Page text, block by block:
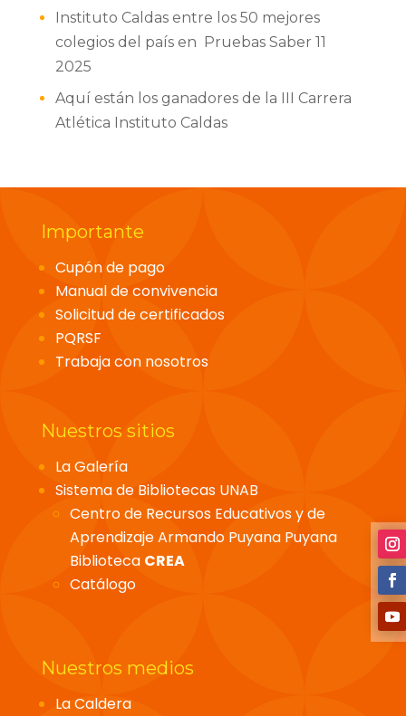
Instituto Caldas entre los 50 mejores
colegios del país en Pruebas Saber 11
2025
Aquí están los ganadores de la III Carrera
Atlética Instituto Caldas
Importante
Cupón de pago
Manual de convivencia
Solicitud de certificados
PQRSF
Trabaja con nosotros
Nuestros sitios
La Galería
Sistema de Bibliotecas UNAB
Centro de Recursos Educativos y de
Aprendizaje Armando Puyana Puyana
Biblioteca CREA
Catálogo
Nuestros medios
La Caldera